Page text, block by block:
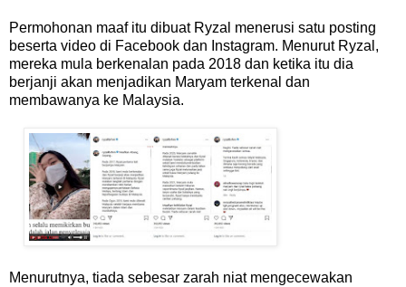
Permohonan maaf itu dibuat Ryzal menerusi satu posting
beserta video di Facebook dan Instagram. Menurut Ryzal,
mereka mula berkenalan pada 2018 dan ketika itu dia
berjanji akan menjadikan Maryam terkenal dan
membawanya ke Malaysia.
Menurutnya, tiada sebesar zarah niat mengecewakan